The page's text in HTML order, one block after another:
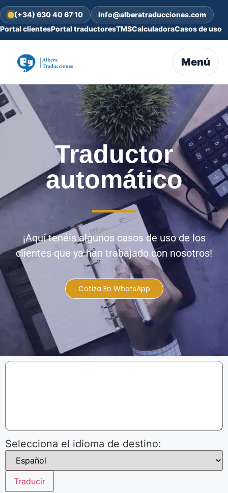
(+34) 630 40 67 10
info@alberatraducciones.com
Portal clientesPortal traductoresTMSCalculadoraCasos de uso
Menú
Traductor
automático
¡Aquí tenéis algunos casos de uso de los
clientes que ya han trabajado con nosotros!
Cotiza En WhatsApp
Selecciona el idioma de destino:
Traducir